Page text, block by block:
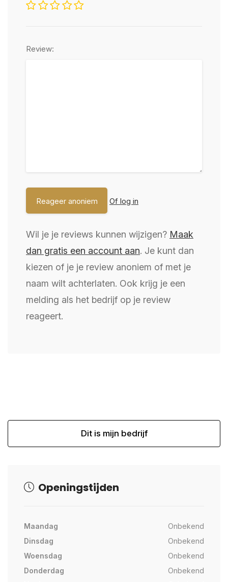
Review:
Of log in
Wil je je reviews kunnen wijzigen? Maak
dan gratis een account aan. Je kunt dan
kiezen of je je review anoniem of met je
naam wilt achterlaten. Ook krijg je een
melding als het bedrijf op je review
reageert.
Dit is mijn bedrijf
Openingstijden
Maandag
Onbekend
Dinsdag
Onbekend
Woensdag
Onbekend
Donderdag
Onbekend